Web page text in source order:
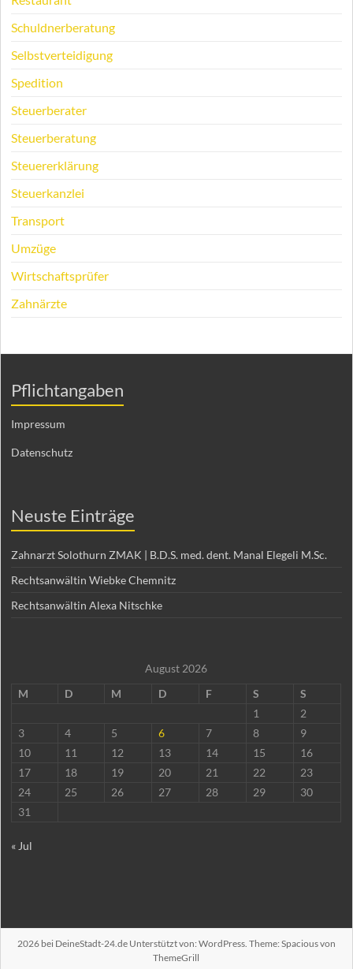
Schuldnerberatung
Selbstverteidigung
Spedition
Steuerberater
Steuerberatung
Steuererklärung
Steuerkanzlei
Transport
Umzüge
Wirtschaftsprüfer
Zahnärzte
Pflichtangaben
Impressum
Datenschutz
Neuste Einträge
Zahnarzt Solothurn ZMAK | B.D.S. med. dent. Manal Elegeli M.Sc.
Rechtsanwältin Wiebke Chemnitz
Rechtsanwältin Alexa Nitschke
August 2026
M
D M D F S
S
1
2
3
4 5 6 7 8
9
10
11 12 13 14 15
16
17
18 19 20 21 22
23
24
25 26 27 28 29
30
31
« Jul
2026 bei DeineStadt-24.deUnterstützt von: WordPress. Theme: Spacious von
ThemeGrill